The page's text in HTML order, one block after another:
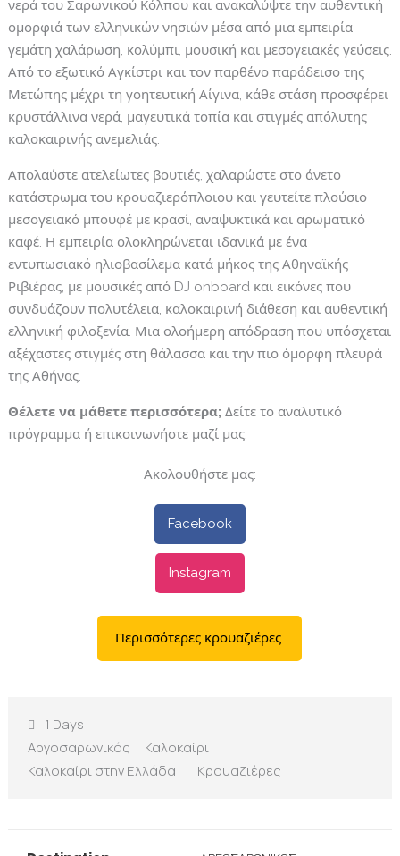
νερά του Σαρωνικού Κόλπου και ανακαλύψτε την αυθεντική
ομορφιά των ελληνικών νησιών μέσα από μια εμπειρία
γεμάτη χαλάρωση, κολύμπι, μουσική και μεσογειακές γεύσεις.
Από το εξωτικό Αγκίστρι και τον παρθένο παράδεισο της
Μετώπης μέχρι τη γοητευτική Αίγινα, κάθε στάση προσφέρει
κρυστάλλινα νερά, μαγευτικά τοπία και στιγμές απόλυτης
καλοκαιρινής ανεμελιάς.
Απολαύστε ατελείωτες βουτιές, χαλαρώστε στο άνετο
κατάστρωμα του κρουαζιερόπλοιου και γευτείτε πλούσιο
μεσογειακό μπουφέ με κρασί, αναψυκτικά και αρωματικό
καφέ. Η εμπειρία ολοκληρώνεται ιδανικά με ένα
εντυπωσιακό ηλιοβασίλεμα κατά μήκος της Αθηναϊκής
Ριβιέρας, με μουσικές από DJ onboard και εικόνες που
συνδυάζουν πολυτέλεια, καλοκαιρινή διάθεση και αυθεντική
ελληνική φιλοξενία. Μια ολοήμερη απόδραση που υπόσχεται
αξέχαστες στιγμές στη θάλασσα και την πιο όμορφη πλευρά
της Αθήνας.
Θέλετε να μάθετε περισσότερα; Δείτε το αναλυτικό
πρόγραμμα ή επικοινωνήστε μαζί μας.
Ακολουθήστε μας:
Facebook
Instagram
Περισσότερες κρουαζιέρες.
1 Days
Αργοσαρωνικός
Καλοκαίρι
Καλοκαίρι στην Ελλάδα
Κρουαζιέρες